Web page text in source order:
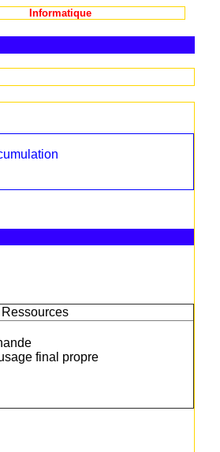
Informatique
Ressources
final propre